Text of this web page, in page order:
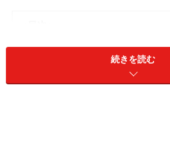
塗料の選び方
め
続きを読む